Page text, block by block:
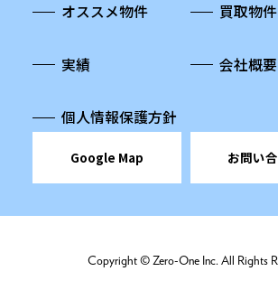
オススメ物件 買取物件
実績 会社概要
個人情報保護方針
お問い
Google Map
Copyright © Zero-One Inc. All Rights